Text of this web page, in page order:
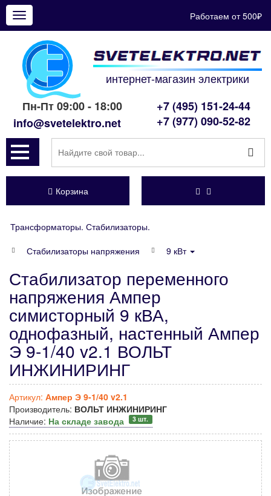
Показать
меню
Работаем от 500₽
интернет-магазин электрики
Пн-Пт 09:00 - 18:00
info@svetelektro.net
+7 (495) 151-24-44
+7 (977) 090-52-82
Корзина
Трансформаторы. Стабилизаторы.
Стабилизаторы напряжения
9 кВт
Стабилизатор переменного
напряжения Ампер
симисторный 9 кВА,
однофазный, настенный Ампер
Э 9-1/40 v2.1 ВОЛЬТ
ИНЖИНИРИНГ
Артикул: Ампер Э 9-1/40 v2.1
Производитель: ВОЛЬТ ИНЖИНИРИНГ
Наличие: На складе завода 3 шт.